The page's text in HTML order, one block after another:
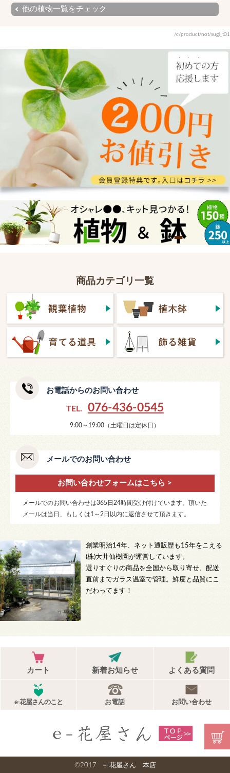
他の植物一覧をチェック
/c/product/not/sugi_t01
商品カテゴリ一覧
お電話からのお問い合わせ
TEL. 076-436-0545
9:00～19:00（土曜日は定休日）
メールでのお問い合わせ
お問い合わせフォームはこちら >
メールでのお問い合わせは365日24時間受け付けています。頂いた
メールは当日、もしくは1～2日以内に返信させて頂きます。
創業明治14年、ネット通販歴も15年をこえる
(株)大井仙樹園が運営しています。
選りすぐりの商品を全国から取り寄せ、配送
直前までガラス温室で管理。鮮度と品質にこ
だわってます！
カート 新着お知らせ よくある質問
e-花屋さんのこと お電話 お問い合わせ
©2017 e-花屋さん 本店